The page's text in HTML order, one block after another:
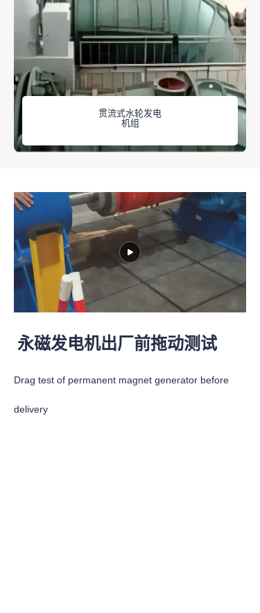
贯流式水轮发电
机组
永磁发电机出厂前拖动测试
Drag test of permanent magnet generator before
delivery